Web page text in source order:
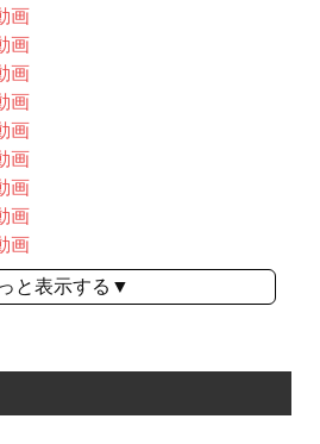
画
画
画
画
画
画
画
画
画
と表示する▼